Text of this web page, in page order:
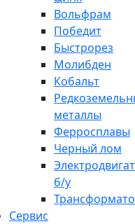
Вольфрам
Победит
Быстрорез
Молибден
Кобальт
металлы
Ферросплавы
Черный лом
б/у
Сервис